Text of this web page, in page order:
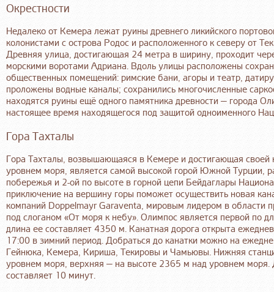
Окрестности
Недалеко от Кемера лежат руины древнего ликийского
колонистами с острова Родос и расположенного к северу от
Древняя улица, достигающая 24 метра в ширину, проходит
морскими воротами Адриана. Вдоль улицы расположены
общественных помещений: римские бани, агоры и театр,
проложены водные каналы; сохранились многочисленные
находятся руины ещё одного памятника древности — города
настоящее время находящегося под защитой одноименного
Гора Тахталы
Гора Тахталы, возвышающаяся в Кемере и достигающая
уровнем моря, является самой высокой горой Южной Турции,
побережья и 2-ой по высоте в горной цепи Бейдаглары
приключение на вершину горы поможет осуществить новая
компаний Doppelmayr Garaventa, мировым лидером в области
под слоганом «От моря к небу». Олимпос является первой по
длина ее составляет 4350 м. Канатная дорога открыта
17:00 в зимний период. Добраться до канатки можно на
Гейнюка, Кемера, Кириша, Текировы и Чамьювы. Нижняя
уровнем моря, верхняя — на высоте 2365 м над уровнем моря.
составляет 10 минут.